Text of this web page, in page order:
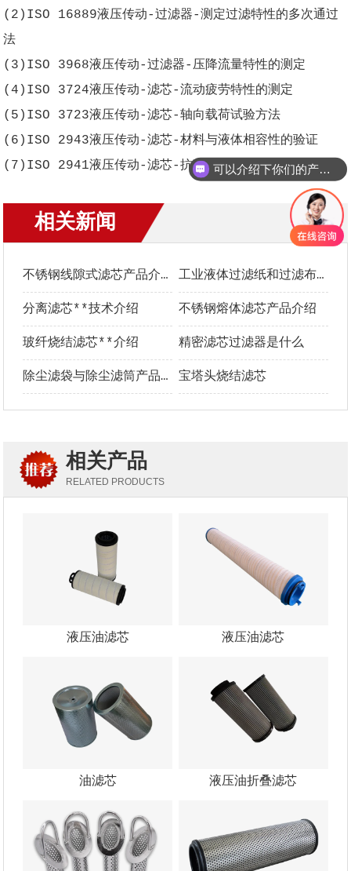
(2)ISO 16889液压传动-过滤器-测定过滤特性的多次通过
法
(3)ISO 3968液压传动-过滤器-压降流量特性的测定
(4)ISO 3724液压传动-滤芯-流动疲劳特性的测定
(5)ISO 3723液压传动-滤芯-轴向载荷试验方法
(6)ISO 2943液压传动-滤芯-材料与液体相容性的验证
(7)ISO 2941液压传动-滤芯-抗破裂性的验证
更多+
相关新闻
不锈钢线隙式滤芯产品介绍 工业液体过滤纸和过滤布**选型指南
分离滤芯**技术介绍 不锈钢熔体滤芯产品介绍
玻纤烧结滤芯**介绍 精密滤芯过滤器是什么
除尘滤袋与除尘滤筒产品介绍及优势对比 宝塔头烧结滤芯
相关产品
RELATED PRODUCTS
液压油滤芯 液压油滤芯
油滤芯 液压油折叠滤芯
可以介绍下你们的产品么？